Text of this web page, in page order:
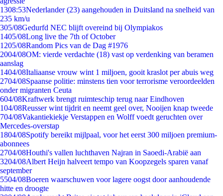
1308:53Nederlander (23) aangehouden in Duitsland na snelheid van
235 km/u
305/08Gedurfd NEC blijft overeind bij Olympiakos
1405/08Long live the 7th of October
1205/08Random Pics van de Dag #1976
2004/08OM: vierde verdachte (18) vast op verdenking van beramen
aanslag
1404/08Italiaanse vrouw wint 1 miljoen, gooit kraslot per abuis weg
2704/08Spaanse politie: minstens tien voor terrorisme veroordeelden
onder migranten Ceuta
604/08Kraftwerk brengt ruimteschip terug naar Eindhoven
104/08Reusser wint tijdrit en neemt geel over, Nooijen knap tweede
704/08Vakantiekiekje Verstappen en Wolff voedt geruchten over
Mercedes-overstap
1804/08Spotify bereikt mijlpaal, voor het eerst 300 miljoen premium-
abonnees
2704/08Houthi's vallen luchthaven Najran in Saoedi-Arabië aan
3204/08Albert Heijn halveert tempo van Koopzegels sparen vanaf
september
5504/08Boeren waarschuwen voor lagere oogst door aanhoudende
hitte en droogte